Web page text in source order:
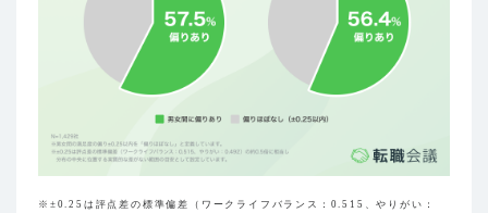
※±0.25は評点差の標準偏差（ワークライフバランス：0.515、やりがい：